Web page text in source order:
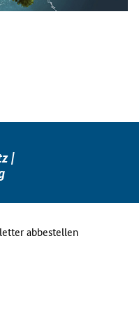
|
abbestellen